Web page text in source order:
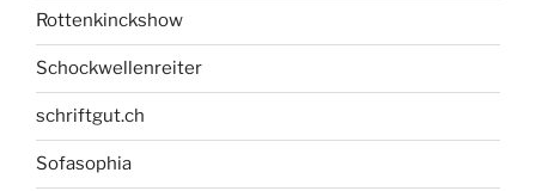
Rottenkinckshow
Schockwellenreiter
schriftgut.ch
Sofasophia